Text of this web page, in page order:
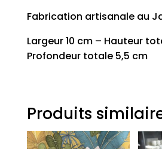
Fabrication artisanale au
Largeur 10 cm – Hauteur
Profondeur totale 5,5 cm
Produits